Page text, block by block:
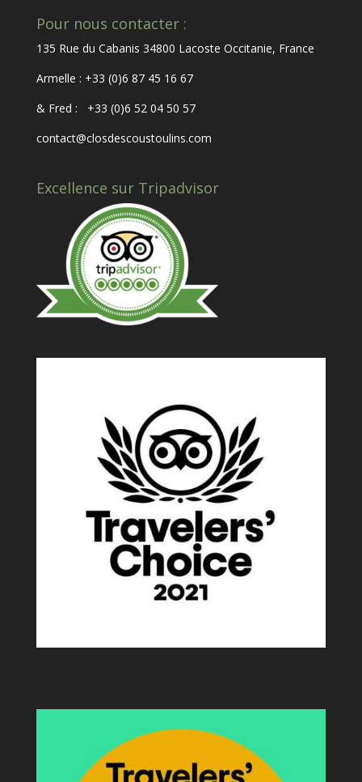
Pour nous contacter :
135 Rue du Cabanis 34800 Lacoste Occitanie, France
Armelle : +33 (0)6 87 45 16 67
& Fred : +33 (0)6 52 04 50 57
contact@closdescoustoulins.com
Excellence sur Tripadvisor